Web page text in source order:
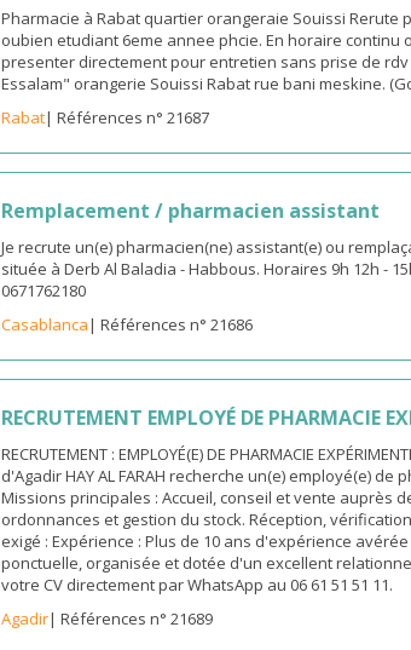
Pharmacie à Rabat quartier orangeraie Souissi Rerute
oubien etudiant 6eme annee phcie. En horaire continu
presenter directement pour entretien sans prise de
Essalam" orangerie Souissi Rabat rue bani meskine.
Rabat| Références n° 21687
Remplacement / pharmacien assistant
Je recrute un(e) pharmacien(ne) assistant(e) ou
située à Derb Al Baladia - Habbous. Horaires 9h 12h -
0671762180
Casablanca| Références n° 21686
RECRUTEMENT EMPLOYÉ DE PHARMACIE
RECRUTEMENT : EMPLOYÉ(E) DE PHARMACIE
d'Agadir HAY AL FARAH recherche un(e) employé(e)
Missions principales : Accueil, conseil et vente auprès
ordonnances et gestion du stock. Réception,
exigé : Expérience : Plus de 10 ans d'expérience
ponctuelle, organisée et dotée d'un excellent
votre CV directement par WhatsApp au 06 61 51 51 11.
Agadir| Références n° 21689